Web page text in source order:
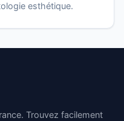
esthétique.
Trouvez facilement